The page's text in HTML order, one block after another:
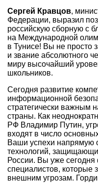
Сергей Кравцов,
Федерации, выразил
российскую сборную с
на Международной
в Тунисе! Вы не просто
и звание абсолютного
миру высочайший
школьников.
Сегодня развитие
информационной
стратегически важным
страны. Как
РФ Владимир Путин,
входят в число
Ваши успехи напрямую
технологий,
России. Вы уже
специалистов, которые
внешним угрозам.